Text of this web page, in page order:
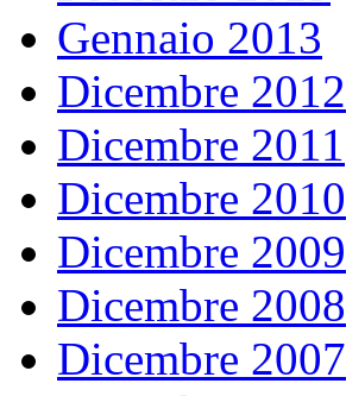
Gennaio 2013
Dicembre 2012
Dicembre 2011
Dicembre 2010
Dicembre 2009
Dicembre 2008
Dicembre 2007